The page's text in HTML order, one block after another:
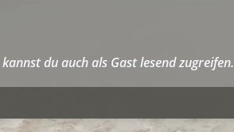
kannst du auch als Gast lesend zugreifen.